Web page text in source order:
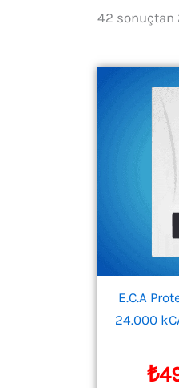
42 sonuçtan
E.C.A
24.000
₺